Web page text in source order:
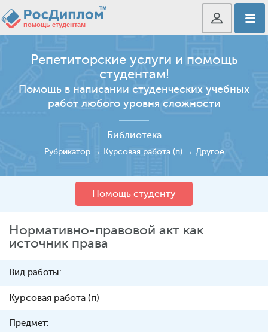
Репетиторские услуги и помощь
студентам!
Помощь в написании студенческих учебных
работ любого уровня сложности
Библиотека
Рубрикатор→ Курсовая работа (п)→ Другое
Помощь студенту
Нормативно-правовой акт как
источник права
Вид работы:
Курсовая работа (п)
Предмет: